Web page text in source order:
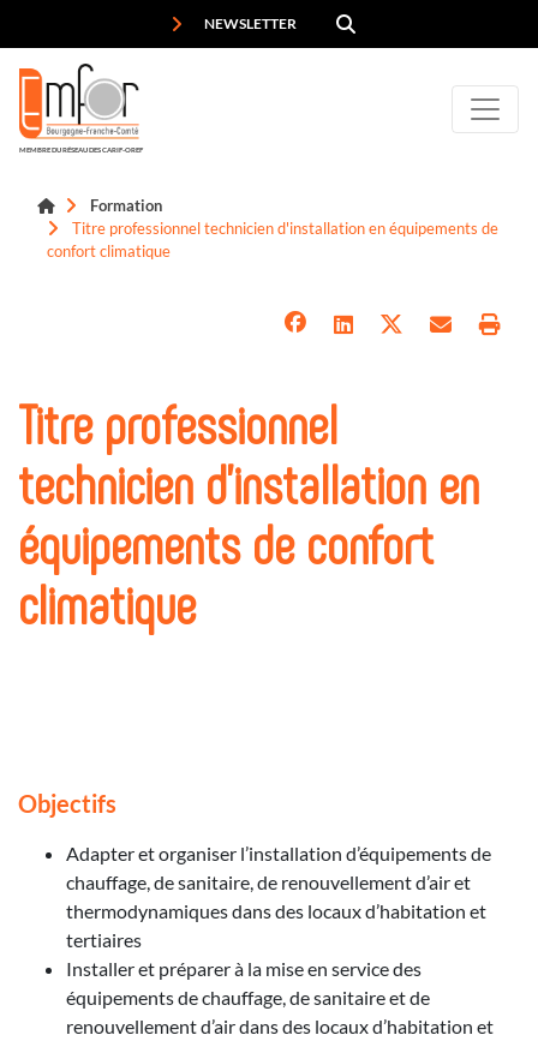
NEWSLETTER
MEMBRE DU RÉSEAU DES CARIF-OREF
Formation
Titre professionnel technicien d'installation en équipements de
confort climatique
Titre professionnel
technicien d'installation en
équipements de confort
climatique
Objectifs
Adapter et organiser l’installation d’équipements de
chauffage, de sanitaire, de renouvellement d’air et
thermodynamiques dans des locaux d’habitation et
tertiaires
Installer et préparer à la mise en service des
équipements de chauffage, de sanitaire et de
renouvellement d’air dans des locaux d’habitation et
Panneau de gestion des cookies